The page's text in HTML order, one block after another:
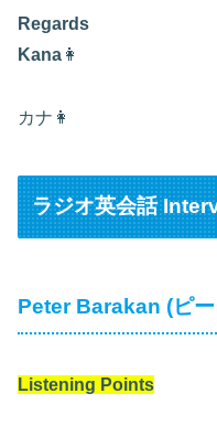
Regards
Kana 👩
カナ👩
ラジオ英会話
Peter Barakan (ピ
Listening Points